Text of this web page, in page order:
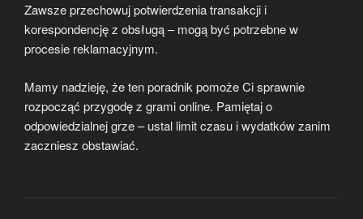
Zawsze przechowuj potwierdzenia transakcji i
korespondencję z obsługą – mogą być potrzebne w
procesie reklamacyjnym.
Mamy nadzieję, że ten poradnik pomoże Ci sprawnie
rozpocząć przygodę z grami online. Pamiętaj o
odpowiedzialnej grze – ustal limit czasu i wydatków zanim
zaczniesz obstawiać.